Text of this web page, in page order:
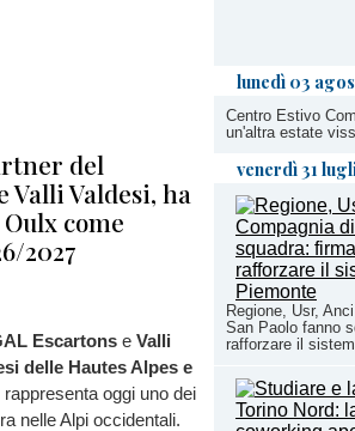
lunedì 03
Centro Estivo
un'altra estate
venerdì 31
Regione, Usr,
San Paolo fanno
rafforzare il
del
Valli Valdesi, ha
come
2027
Escartons e Valli
delle Hautes Alpes e
rappresenta oggi uno dei
nelle Alpi occidentali.